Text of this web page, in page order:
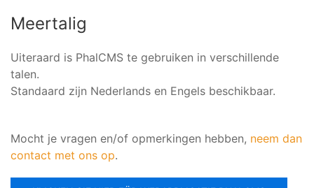
Meertalig
Uiteraard is PhalCMS te gebruiken in verschillende
talen.
Standaard zijn Nederlands en Engels beschikbaar.
Mocht je vragen en/of opmerkingen hebben, neem dan
contact met ons op.